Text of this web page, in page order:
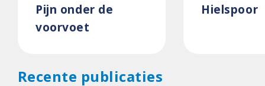
Pijn onder de
voorvoet
Hielspoor
Recente publicaties